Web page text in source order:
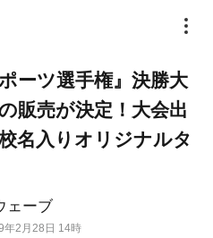
ェーブ
年2月28日 14時
ーツ選手権』決勝大
販売が決定！大会出
名入りオリジナルタ